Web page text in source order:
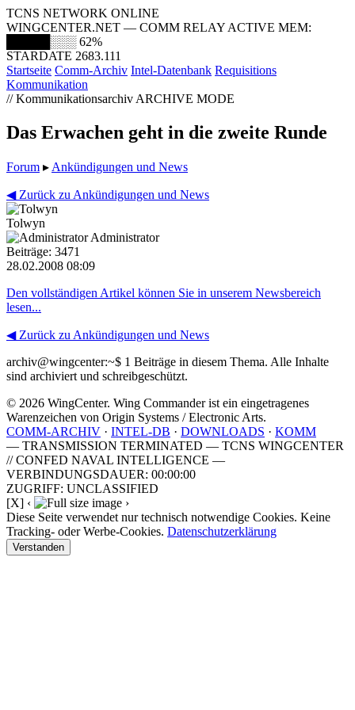
TCNS NETWORK ONLINE
WINGCENTER.NET — COMM RELAY ACTIVE MEM:
█████░░░ 62%
STARDATE 2683.111
Startseite Comm-Archiv Intel-Datenbank Requisitions
Kommunikation
// Kommunikationsarchiv ARCHIVE MODE
Das Erwachen geht in die zweite Runde
Forum ▸ Ankündigungen und News
◀ Zurück zu Ankündigungen und News
Tolwyn
Administrator
Beiträge: 3471
28.02.2008 08:09
Den vollständigen Artikel können Sie in unserem Newsbereich
lesen...
◀ Zurück zu Ankündigungen und News
archiv@wingcenter:~$ 1 Beiträge in diesem Thema. Alle Inhalte
sind archiviert und schreibgeschützt.
© 2026 WingCenter. Wing Commander ist ein eingetragenes
Warenzeichen von Origin Systems / Electronic Arts.
COMM-ARCHIV · INTEL-DB · DOWNLOADS · KOMM
— TRANSMISSION TERMINATED — TCNS WINGCENTER
// CONFED NAVAL INTELLIGENCE —
VERBINDUNGSDAUER: 00:00:00
ZUGRIFF: UNCLASSIFIED
[X] ‹
›
Diese Seite verwendet nur technisch notwendige Cookies. Keine
Tracking- oder Werbe-Cookies. Datenschutzerklärung
Verstanden